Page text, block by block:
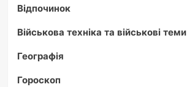
Відпочинок
Військова техніка та військові теми
Географія
Гороскоп